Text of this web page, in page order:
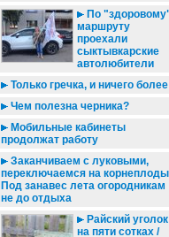
По
маршруту
проехали
сыктывкарские
автолюбители
Только гречка, и ничего более
Чем полезна черника?
Мобильные кабинеты
продолжат работу
Заканчиваем с луковыми,
переключаемся на
Под занавес лета огородникам
не до отдыха
Райский уголок
на пяти сотках /